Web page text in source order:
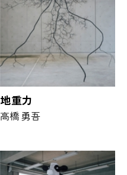
地重力
高橋 勇吾